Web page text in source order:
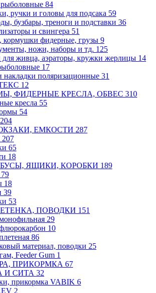
84
ручки и головы для подсака 59
бузбары, треноги и подставки 36
и свингера 51
кормушки фидерные, грузы 9
ножи, наборы и тд. 125
живца, аэраторы, кружки жерлицы 14
17
накладки поляризационные 31
12
ФИДЕРНЫЕ КРЕСЛА, ОБВЕС 310
кресла 55
54
204
ЕМКОСТИ 287
207
65
18
ЯЩИКИ, КОРОБКИ 189
79
18
39
53
ПОВОДКИ 151
29
10
86
материал, поводки 25
Feeder Gum 1
ПРИКОРМКА 67
И СИТА 32
прикормка VABIK 6
2